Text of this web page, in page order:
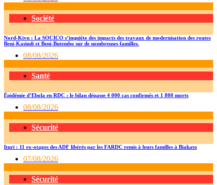
Société
Nord-Kivu : La SOCICO s’inquiète des impacts des travaux de modernisation des routes
Beni-Kasindi et Beni-Butembo sur de nombreuses familles.
08/08/2026
Santé
Épidémie d’Ebola en RDC : le bilan dépasse 4 000 cas confirmés et 1 800 morts
08/08/2026
Sécurité
Ituri : 11 ex-otages des ADF libérés par les FARDC remis à leurs familles à Biakato
07/08/2026
Sécurité